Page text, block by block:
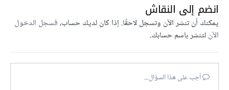
انضم إلى النقاش
يمكنك أن تنشر الآن وتسجل لاحقًا. إذا كان لديك حساب،فسجل الدخول
الآنلتنشر باسم حسابك.
أجب على هذا السؤال...